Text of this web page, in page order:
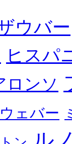
ウバー
ヒスパ
ロンソ
ェバー